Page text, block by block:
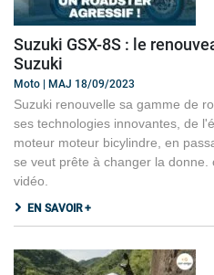
Suzuki GSX-8S : le
Suzuki
Moto | MAJ 18/09/2023
Suzuki renouvelle sa gamme de
ses technologies innovantes, de
moteur moteur bicylindre, en
se veut prête à changer la
vidéo.
EN SAVOIR +